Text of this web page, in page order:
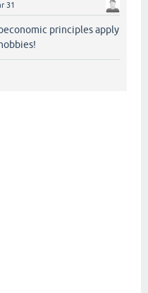
31
principles apply